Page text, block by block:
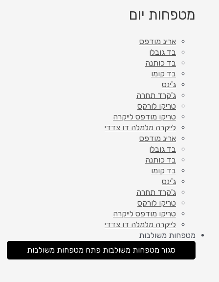
מטפחות יום
אריג מודפס
בד גובלן
בד כותנה
בד קומו
ג'ינס
ג'קרד תחרה
טריקו לורקס
טריקו מודפס לייקרה
לייקרה מלמלה דו צדדי
אריג מודפס
בד גובלן
בד כותנה
בד קומו
ג'ינס
ג'קרד תחרה
טריקו לורקס
טריקו מודפס לייקרה
לייקרה מלמלה דו צדדי
מטפחות משולבות
סגור מטפחות משולבות פתח מטפחות משולבות